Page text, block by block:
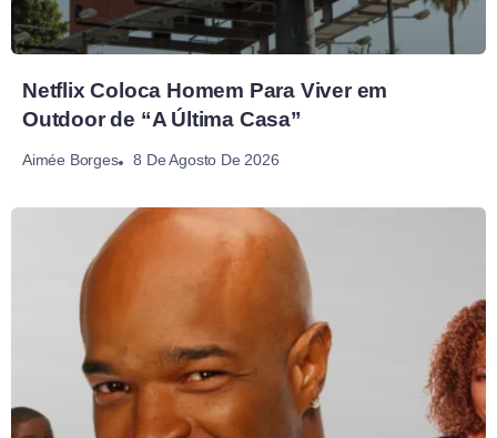
Netflix Coloca Homem Para Viver em
Outdoor de “A Última Casa”
Aimée Borges 8 De Agosto De 2026